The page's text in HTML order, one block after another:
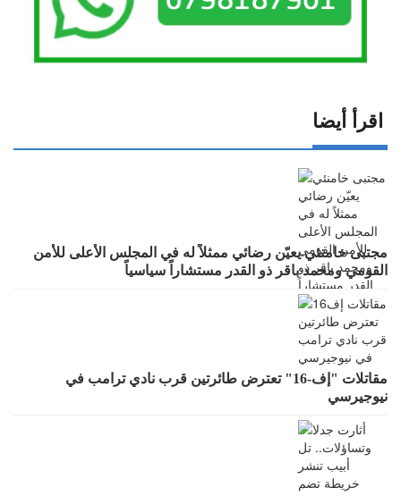
اقرأ أيضا
مجتبى خامنئي يعيّن رضائي ممثلاً له في المجلس الأعلى للأمن
القومي ومحمد باقر ذو القدر مستشاراً سياسياً
مقاتلات "إف-16" تعترض طائرتين قرب نادي ترامب في
نيوجيرسي